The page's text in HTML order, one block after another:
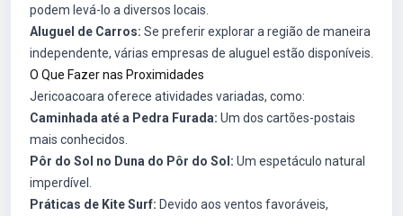
podem levá-lo a diversos locais.
Aluguel de Carros: Se preferir explorar a região de maneira
independente, várias empresas de aluguel estão disponíveis.
O Que Fazer nas Proximidades
Jericoacoara oferece atividades variadas, como:
Caminhada até a Pedra Furada: Um dos cartões-postais
mais conhecidos.
Pôr do Sol no Duna do Pôr do Sol: Um espetáculo natural
imperdível.
Práticas de Kite Surf: Devido aos ventos favoráveis,